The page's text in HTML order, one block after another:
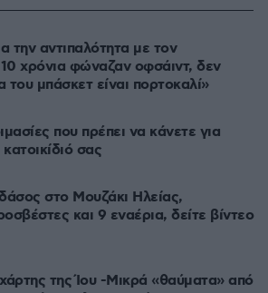
την αντιπαλότητα με τον
χρόνια φώναζαν οφσάιντ, δεν
του μπάσκετ είναι πορτοκαλί»
που πρέπει να κάνετε για
σας
στο Μουζάκι Ηλείας,
και 9 εναέρια, δείτε βίντεο
της Ίου -Μικρά «θαύματα» από